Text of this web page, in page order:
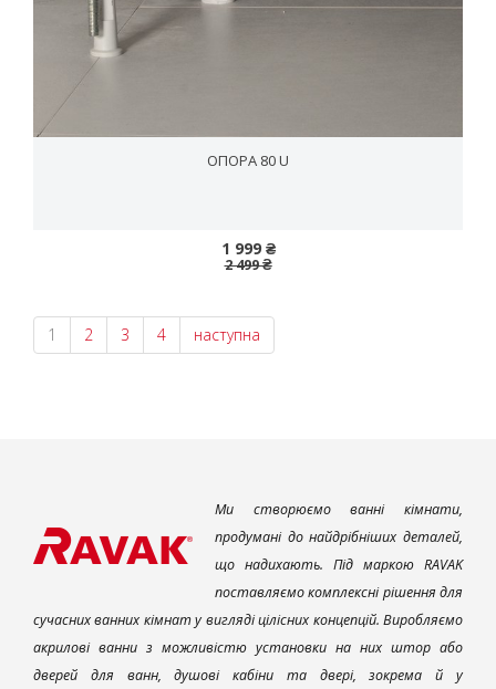
ОПОРА 80 U
1 999 ₴
2 499 ₴
1 2 3 4 наступна
Ми створюємо ванні кімнати,
продумані до найдрібніших деталей,
що надихають. Під маркою RAVAK
поставляємо комплексні рішення для
сучасних ванних кімнат у вигляді цілісних концепцій. Виробляємо
акрилові ванни з можливістю установки на них штор або
дверей для ванн, душові кабіни та двері, зокрема й у